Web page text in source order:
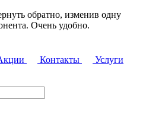
обратно, изменив одну
Очень удобно.
Контакты
Услуги